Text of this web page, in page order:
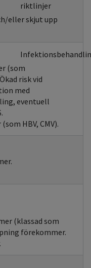
riktlinjer
eller skjut upp
(som
risk vid
med
eventuell
HBV, CMV).
(klassad som
förekommer.